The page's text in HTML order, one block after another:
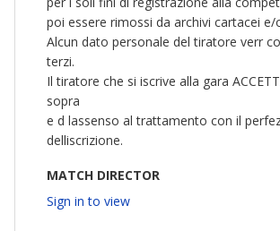
poi essere rimossi da archivi cartacei
Alcun dato personale del tiratore verr
terzi.
Il tiratore che si iscrive alla gara
sopra
e d lassenso al trattamento con il
delliscrizione.
MATCH DIRECTOR
Sign in to view